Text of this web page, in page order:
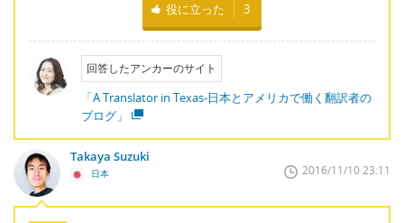
役に立った 3
回答したアンカーのサイト
「A Translator in Texas-日本とアメリカで働く翻訳者の
ブログ」
Takaya Suzuki
日本 2016/11/10 23:11